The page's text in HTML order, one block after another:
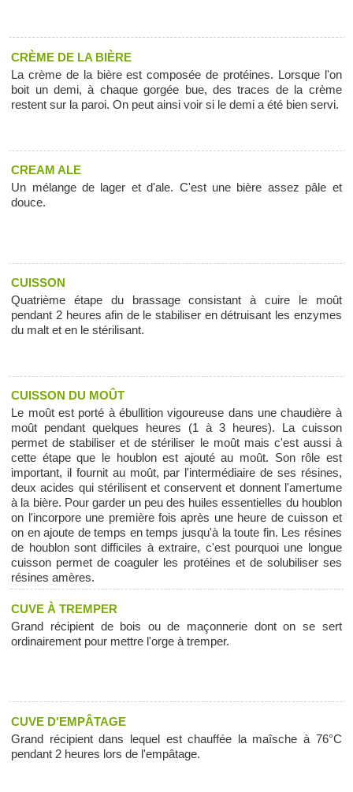
CRÈME DE LA BIÈRE
La crème de la bière est composée de protéines. Lorsque l'on
boit un demi, à chaque gorgée bue, des traces de la crème
restent sur la paroi. On peut ainsi voir si le demi a été bien servi.
CREAM ALE
Un mélange de lager et d'ale. C'est une bière assez pâle et
douce.
CUISSON
Quatrième étape du brassage consistant à cuire le moût
pendant 2 heures afin de le stabiliser en détruisant les enzymes
du malt et en le stérilisant.
CUISSON DU MOÛT
Le moût est porté à ébullition vigoureuse dans une chaudière à
moût pendant quelques heures (1 à 3 heures). La cuisson
permet de stabiliser et de stériliser le moût mais c'est aussi à
cette étape que le houblon est ajouté au moût. Son rôle est
important, il fournit au moût, par l'intermédiaire de ses résines,
deux acides qui stérilisent et conservent et donnent l'amertume
à la bière. Pour garder un peu des huiles essentielles du houblon
on l'incorpore une première fois après une heure de cuisson et
on en ajoute de temps en temps jusqu'à la toute fin. Les résines
de houblon sont difficiles à extraire, c'est pourquoi une longue
cuisson permet de coaguler les protéines et de solubiliser ses
résines amères.
CUVE À TREMPER
Grand récipient de bois ou de maçonnerie dont on se sert
ordinairement pour mettre l'orge à tremper.
CUVE D'EMPÂTAGE
Grand récipient dans lequel est chauffée la maîsche à 76°C
pendant 2 heures lors de l'empâtage.